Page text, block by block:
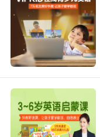
内容简介
色；住在黑王国
白色。两个王国
的灰色森林。